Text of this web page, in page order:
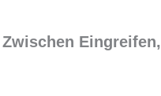
Eingreifen,